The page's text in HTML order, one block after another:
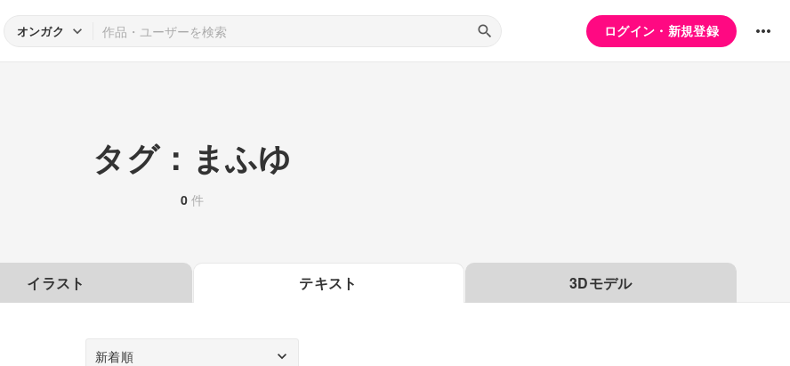
オンガク ログイン・新規登録
タグ：まふゆ
0 件
イラスト テキスト 3Dモデル
新着順